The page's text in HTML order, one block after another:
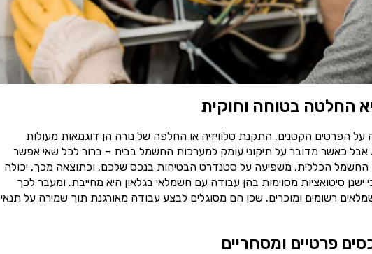
החלטה בטוחה וחוקית
הפרטים הקטנים. התקנת טלוויזיה או החלפה של נורה הן דוגמאות מעולות
כאשר מדובר על תיקוני עומק למערכות החשמל בבית – ברור לכל שאי אפשר
החשמל הכללית, משפיעה על סטנדרט הבטיחות בנכס שלכם. וכתוצאה מכך, יכולה
סיטואציות מסוימות בהן עבודה עם חשמלאי בגלאון היא מחייבת. ומעבר לכך
רשומים ומוכרים. שכן הם מסוגלים לבצע עבודה מאורגנת תוך שמירה על תנאי
פרטיים ומסחריים